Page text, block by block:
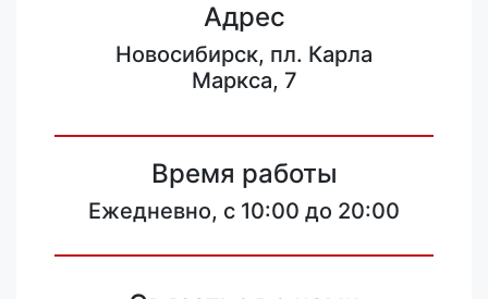
Адрес
Новосибирск, пл. Карла
Маркса, 7
Время работы
Ежедневно, с 10:00 до 20:00